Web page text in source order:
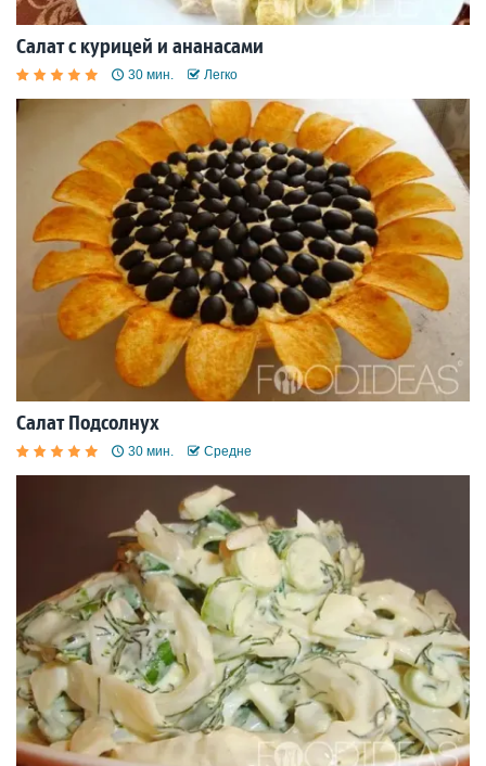
Салат с курицей и ананасами
30 мин. Легко
Салат Подсолнух
30 мин. Средне